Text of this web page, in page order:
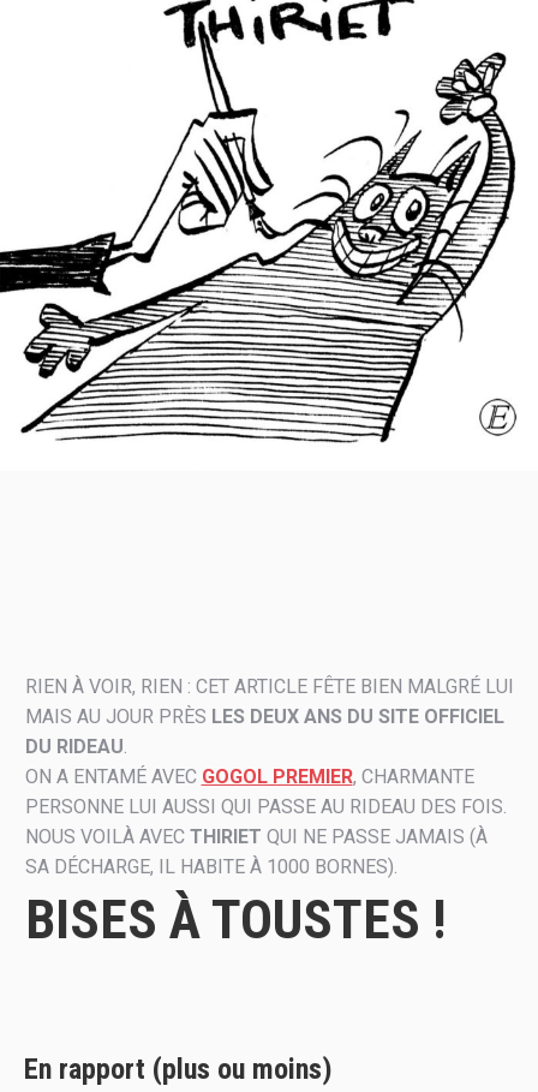
RIEN À VOIR, RIEN : CET ARTICLE FÊTE BIEN MALGRÉ LUI
MAIS AU JOUR PRÈS LES DEUX ANS DU SITE OFFICIEL
DU RIDEAU
ON A ENTAMÉ AVEC GOGOL PREMIER, CHARMANTE
PERSONNE LUI AUSSI QUI PASSE AU RIDEAU DES FOIS.
NOUS VOILÀ AVEC THIRIET QUI NE PASSE JAMAIS (À
SA DÉCHARGE, IL HABITE À 1000 BORNES).
BISES À TOUSTES !
En rapport (plus ou moins)